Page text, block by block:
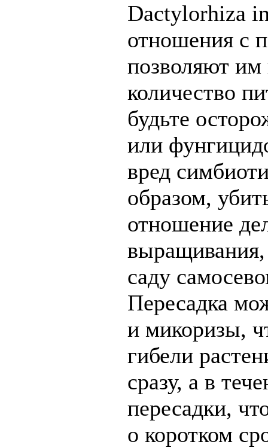
Dactylorhiza
отношения с
позволяют им
количество
будьте
или
вред
образом,
отношение
выращивания,
саду
Пересадка
и микоризы,
гибели
сразу, а в
пересадки,
о коротком